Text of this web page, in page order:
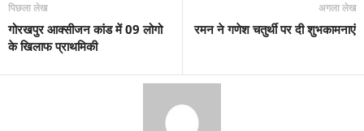
पिछला लेख
गोरखपुर आक्सीजन कांड में 09 लोगो
के खिलाफ प्राथमिकी
अगला लेख
रमन ने गणेश चतुर्थी पर दी शुभकामनाएं